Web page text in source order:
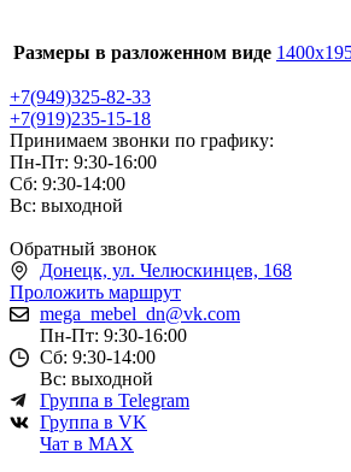
Размеры в разложенном виде
+7(949)325-82-33
+7(919)235-15-18
Принимаем звонки по графику:
Пн-Пт: 9:30-16:00
Сб: 9:30-14:00
Вс: выходной
Обратный звонок
Донецк, ул. Челюскинцев, 168
Проложить маршрут
mega_mebel_dn@vk.com
Пн-Пт: 9:30-16:00
Сб: 9:30-14:00
Вс: выходной
Группа в Telegram
Группа в VK
Чат в MAX